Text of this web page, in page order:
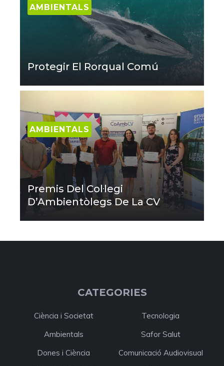
AMBIENTALS
Protegir El Rorqual Comú
AMBIENTALS
Premis Del Col·legi
D’Ambientòlegs De La CV
CATEGORIES
Ciència i Societat
Tecnologia
Ambientals
Safor Salut
Dones i Ciència
Comunicació Audiovisual